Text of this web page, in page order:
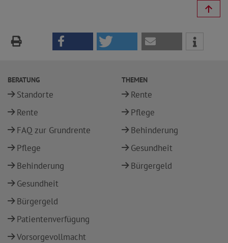
BERATUNG
Standorte
Rente
FAQ zur Grundrente
Pflege
Behinderung
Gesundheit
Bürgergeld
Patientenverfügung
Vorsorgevollmacht
THEMEN
Rente
Pflege
Behinderung
Gesundheit
Bürgergeld